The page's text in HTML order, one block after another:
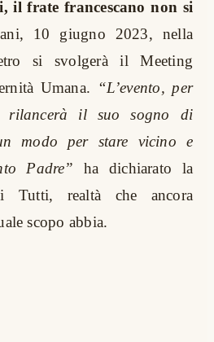
il frate francescano non si
10 giugno 2023, nella
si svolgerà il Meeting
Umana. “L’evento, per
rilancerà il suo sogno di
modo per stare vicino e
Padre” ha dichiarato la
Tutti, realtà che ancora
scopo abbia.